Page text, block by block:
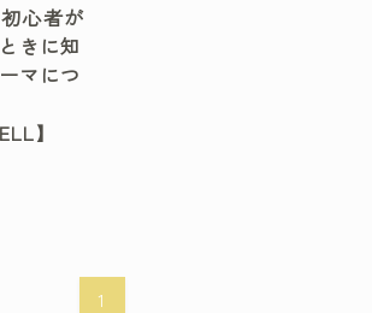
心者が
きに知
マにつ
】
1